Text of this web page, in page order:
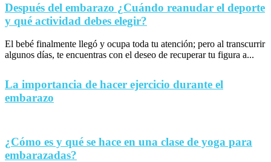
Después del embarazo ¿Cuándo reanudar el deporte
y qué actividad debes elegir?
El bebé finalmente llegó y ocupa toda tu atención; pero al transcurrir
algunos días, te encuentras con el deseo de recuperar tu figura a...
La importancia de hacer ejercicio durante el
embarazo
¿Cómo es y qué se hace en una clase de yoga para
embarazadas?